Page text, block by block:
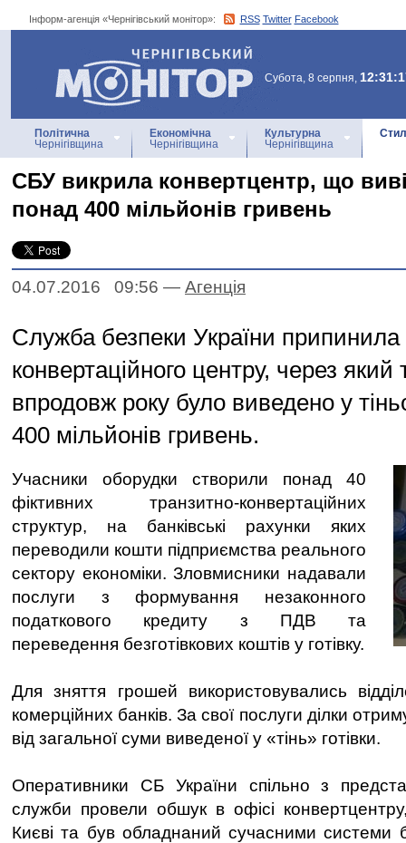
Інформ-агенція «Чернігівський монітор»: RSS Twitter Facebook
Інформ-агенція
«Чернігівський монітор»
Субота, 8 серпня,
Політична
Чернігівщина
Економічна
Чернігівщина
Культурна
Чернігівщина
СБУ викрила конвертцентр, що
понад 400 мільйонів гривень
04.07.2016 09:56 — Агенцiя
Служба безпеки України припинила
конвертаційного центру, через який
впродовж року було виведено у
400 мільйонів гривень.
Учасники оборудки створили понад 40
фіктивних транзитно-конвертаційних
структур, на банківські рахунки яких
переводили кошти підприємства реального
сектору економіки. Зловмисники надавали
послуги з формування незаконного
податкового кредиту з ПДВ та
переведення безготівкових коштів у готівку.
Для зняття грошей використовувались
комерційних банків. За свої послуги ділки
від загальної суми виведеної у «тінь» готівки.
Оперативники СБ України спільно з
служби провели обшук в офісі
Києві та був обладнаний сучасними системи